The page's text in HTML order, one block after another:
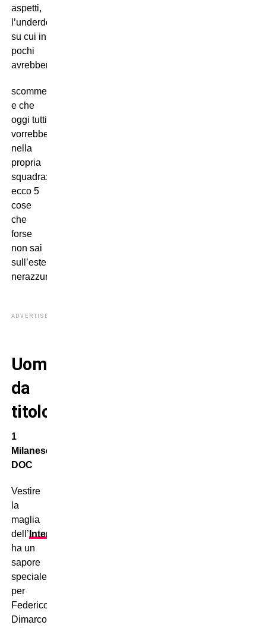
aspetti,
l’underdog
su cui in
pochi
avrebbero
scommesso
e che
oggi tutti
vorrebbero
nella
propria
squadra:
ecco 5
cose
che
forse
non sai
sull’esterno
nerazzurro…
ADVERTISEMENT
Uomo
da
titolone
1
Milanese
DOC
Vestire
la
maglia
dell’ Inter
ha un
sapore
speciale
per
Federico
Dimarco,